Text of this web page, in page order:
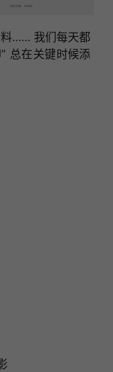
浏览次数：5169次
料…… 我们每天都
总在关键时候添